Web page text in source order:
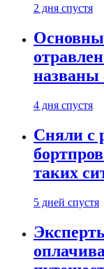
2 дня спустя
названы
4 дня спустя
Сняли с
таких
5 дней спустя